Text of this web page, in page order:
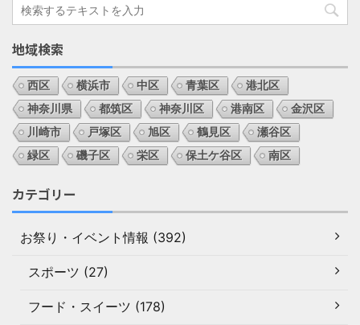
地域検索
西区 横浜市 中区 青葉区
港北区
神奈川県
都筑区 神奈川区 港南区
金沢区
川崎市
戸塚区 旭区 鶴見区
瀬谷区
緑区
磯子区 栄区 保土ケ谷区 南区
カテゴリー
お祭り・イベント情報 (392)
スポーツ (27)
フード・スイーツ (178)